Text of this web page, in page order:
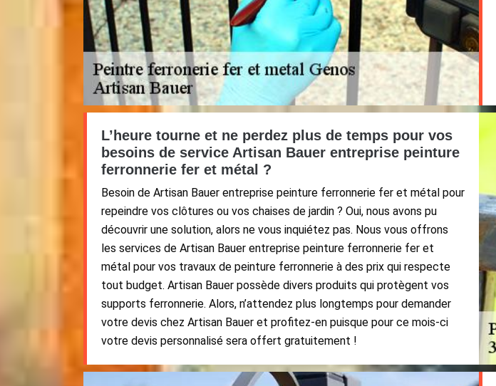
L’heure tourne et ne perdez plus de temps pour vos
besoins de service Artisan Bauer entreprise peinture
ferronnerie fer et métal ?
Besoin de Artisan Bauer entreprise peinture ferronnerie fer et métal pour
repeindre vos clôtures ou vos chaises de jardin ? Oui, nous avons pu
découvrir une solution, alors ne vous inquiétez pas. Nous vous offrons
les services de Artisan Bauer entreprise peinture ferronnerie fer et
métal pour vos travaux de peinture ferronnerie à des prix qui respecte
tout budget. Artisan Bauer possède divers produits qui protègent vos
supports ferronnerie. Alors, n’attendez plus longtemps pour demander
votre devis chez Artisan Bauer et profitez-en puisque pour ce mois-ci
votre devis personnalisé sera offert gratuitement !